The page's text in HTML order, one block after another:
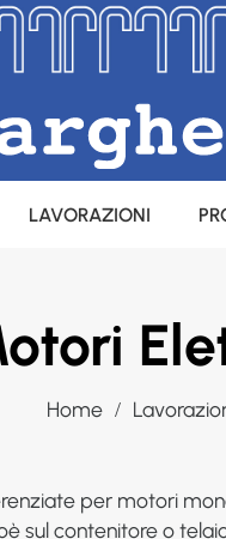
LAVORAZIONI
Home
per motori
sul contenitore o